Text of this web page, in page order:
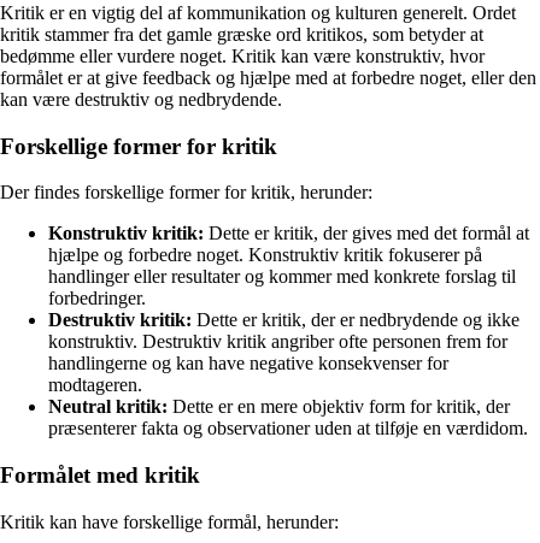
Kritik er en vigtig del af kommunikation og kulturen generelt. Ordet
kritik stammer fra det gamle græske ord kritikos, som betyder at
bedømme eller vurdere noget. Kritik kan være konstruktiv, hvor
formålet er at give feedback og hjælpe med at forbedre noget, eller den
kan være destruktiv og nedbrydende.
Forskellige former for kritik
Der findes forskellige former for kritik, herunder:
Konstruktiv kritik: Dette er kritik, der gives med det formål at
hjælpe og forbedre noget. Konstruktiv kritik fokuserer på
handlinger eller resultater og kommer med konkrete forslag til
forbedringer.
Destruktiv kritik: Dette er kritik, der er nedbrydende og ikke
konstruktiv. Destruktiv kritik angriber ofte personen frem for
handlingerne og kan have negative konsekvenser for
modtageren.
Neutral kritik: Dette er en mere objektiv form for kritik, der
præsenterer fakta og observationer uden at tilføje en værdidom.
Formålet med kritik
Kritik kan have forskellige formål, herunder: